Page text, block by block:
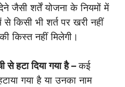
जैसी शर्तें योजना के नियमों में
किसी भी शर्त पर खरी नहीं
किस्त नहीं मिलेगी।
से हटा दिया गया है –कई
गया है या उनका नाम